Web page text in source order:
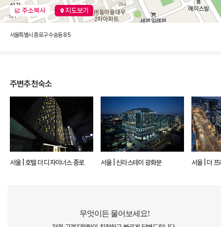
주소복사 지도보기
서울특별시 종로구 수송동 85
주변추천숙소
서울 | 호텔 더 디자이너스 종로 서울 | 신라스테이 광화문 서울 |
무엇이든 물어보세요!